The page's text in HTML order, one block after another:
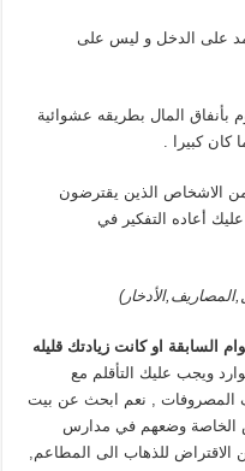
على الدخل و ليس على
المال بطريقه عشوائية
كبيرا .
من الاشخاص الذين يقترضون
أعاده التفكير في
السابقة او كانت زيادتك قليله
ويجب عليك التأقلم مع
المصروفات , نعم ابحث عن بيت
الخاصة وضعهم في مدارس
للذهاب الى المطاعم,